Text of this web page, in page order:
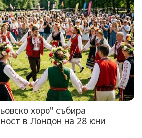
хоро" събира
в Лондон на 28 юни